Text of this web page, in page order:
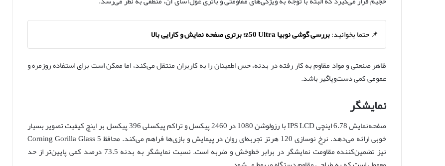
📌 حتما بخوانید:بررسی گوشی نوبیا z50 Ultra؛ برتری صفحه نمایش و کارایی بالا
ظاهر صنعتی و مواد مقاوم به کار رفته در بدنه، حس اطمینان را به کاربران منتقل می‌کند، اما ممکن است برای استفاده روزمره و
عمومی کمی دست‌وپاگیر باشد.
نمایشگر
صفحه‌نمایش 6.78 اینچی IPS LCD با رزولوشن 1080 در 2460 پیکسل و تراکم پیکسلی 396 پیکسل بر اینچ کیفیت تصویر بسیار
خوبی ارائه می‌دهد. نرخ نوسازی 120 هرتز تجربه‌ای روان در پیمایش و بازی‌ها فراهم می‌کند. محافظ Corning Gorilla Glass 5
نیز تضمین‌کننده مقاومت نمایشگر در برابر خط‌وخش و ضربه است. نسبت نمایشگر به بدنه 73.5 درصد کمی پایین‌تر از حد